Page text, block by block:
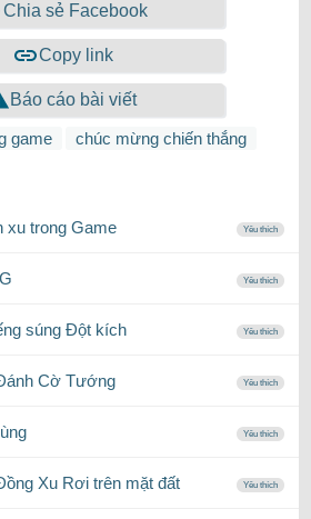
Chia sẻ Facebook
Copy link
Báo cáo bài viết
game
chúc mừng chiến thắng
xu trong Game Yêu thích
Yêu thích
súng Đột kích Yêu thích
Cờ Tướng Yêu thích
Yêu thích
Xu Rơi trên mặt đất Yêu thích